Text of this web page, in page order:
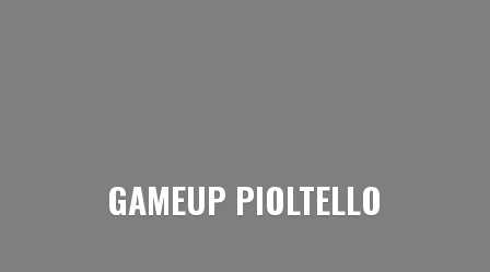
GAMEUP PIOLTELLO